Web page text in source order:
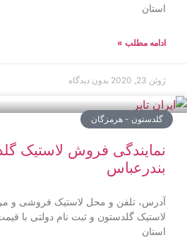
استان
ادامه مطلب »
ژوئن 23, 2020 بدون دیدگاه
گلدستون - هرمزگان
نمایندگی فروش لاستیک
بندرعباس
آدرس، تلفن و محل لاستیک فروشی و
لاستیک گلدستون و ثبت نام دولتی با
استان